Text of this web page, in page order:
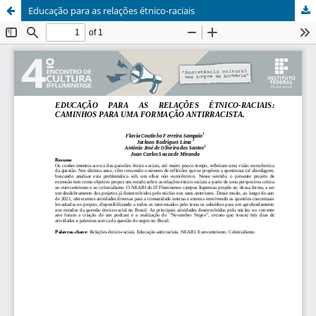
Educação para as relações étnico-raciais